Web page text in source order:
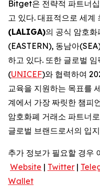
Bitget은 전략적 파트너
고 있다. 대표적으로 세계
(LALIGA)의 공식 암호
(EASTERN), 동남아
하고 있다. 또한 글로벌
(UNICEF)와 협력하여
교육을 지원하는 목표를
계에서 가장 짜릿한 챔피
암호화폐 거래소 파트너
글로벌 브랜드로서의 입
추가 정보가 필요할 경우
Website | Twitter |
Wallet